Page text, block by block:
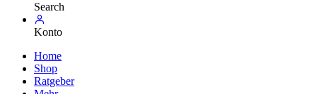
Search
Konto
Home
Shop
Ratgeber